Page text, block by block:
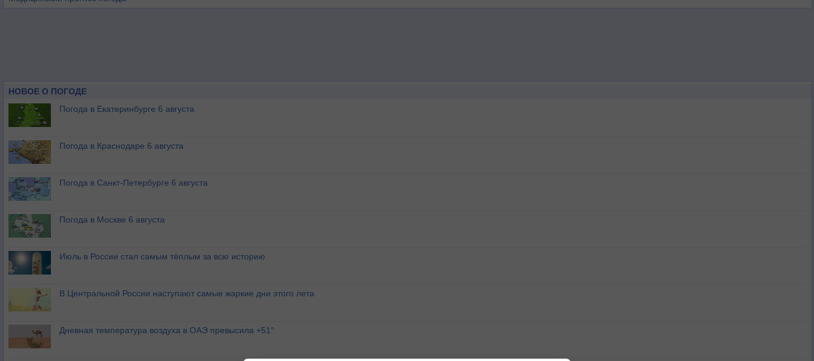
НОВОЕ О ПОГОДЕ
Погода в Екатеринбурге 6 августа
Погода в Краснодаре 6 августа
Погода в Санкт-Петербурге 6 августа
Погода в Москве 6 августа
Июль в России стал самым тёплым за всю историю
В Центральной России наступают самые жаркие дни этого лета
Дневная температура воздуха в ОАЭ превысила +51°